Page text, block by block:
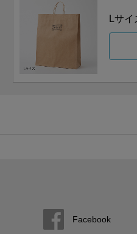
Lサイ
Facebook